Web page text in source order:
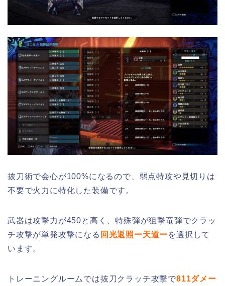
抜刀術で会心が100%になるので、弱点特攻や見切りは
不要で火力に特化した装備です。
武器は攻撃力が450と高く、特殊弾が狙撃竜弾でクラッ
チ攻撃が単発攻撃になる 回光返照ー天道ーを選択して
います。
トレーニングルームでは抜刀クラッチ攻撃で811ダメー